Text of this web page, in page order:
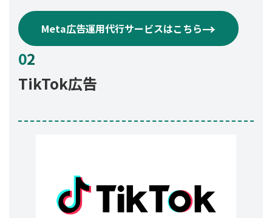
Meta広告運用代行サービスはこちら→
02
TikTok広告